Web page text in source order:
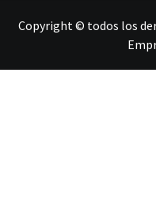
Copyright © todos los